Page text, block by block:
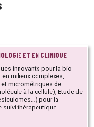
ET EN CLINIQUE
innovants pour la bio-
milieux complexes,
et micrométriques de
à la cellule), Etude de
pour la
suivi thérapeutique.